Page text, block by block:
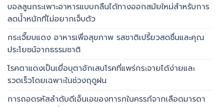
บอลลูนกระเพาะอาหารแบบกลืนได้ทางออกสมัยใหม่สำหรับการ
ลดน้ำหนักที่ไม่อยากเจ็บตัว
กระเจี๊ยบแดง อาหารเพื่อสุขภาพ รสชาติเปรี้ยวสดชื่นและคุณ
ประโยชน์จากธรรมชาติ
โรคตาแดงเป็นเยื่อบุตาอักเสบโรคที่แพร่กระจายได้ง่ายและ
รวดเร็วโดยเฉพาะในช่วงฤดูฝน
การถอดรหัสลำดับดีเอ็นเอของทารกในครรภ์จากเลือดมารดา